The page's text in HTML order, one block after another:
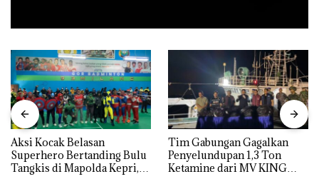
Aksi Kocak Belasan
Superhero Bertanding Bulu
Tangkis di Mapolda Kepri,
Tim Gabungan Gagalkan
Penyelundupan 1,3 Ton
Ketamine dari MV KING